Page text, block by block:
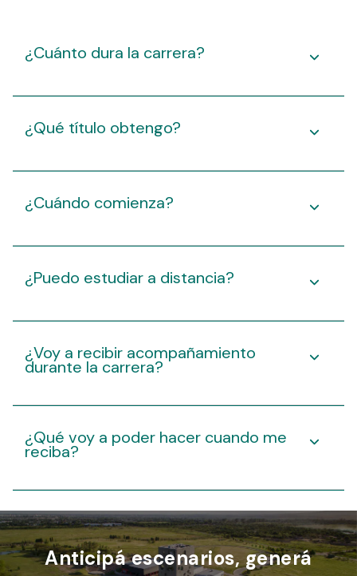
¿Cuánto dura la carrera?
¿Qué título obtengo?
¿Cuándo comienza?
¿Puedo estudiar a distancia?
¿Voy a recibir acompañamiento
durante la carrera?
¿Qué voy a poder hacer cuando me
reciba?
Anticipá escenarios, generá